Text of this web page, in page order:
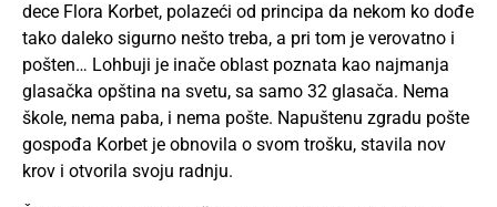
dece Flora Korbet, polazeći od principa da nekom ko dođe
tako daleko sigurno nešto treba, a pri tom je verovatno i
pošten… Lohbuji je inače oblast poznata kao najmanja
glasačka opština na svetu, sa samo 32 glasača. Nema
škole, nema paba, i nema pošte. Napuštenu zgradu pošte
gospođa Korbet je obnovila o svom trošku, stavila nov
krov i otvorila svoju radnju.